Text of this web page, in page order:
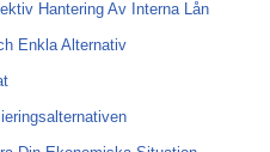
Hantering Av Interna Lån
Enkla Alternativ